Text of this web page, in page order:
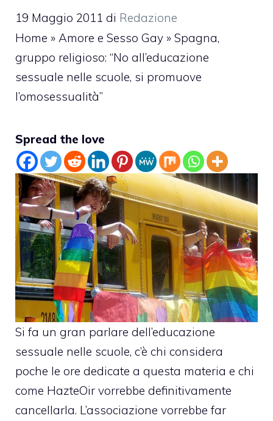
19 Maggio 2011 di Redazione
Home » Amore e Sesso Gay » Spagna,
gruppo religioso: “No all’educazione
sessuale nelle scuole, si promuove
l’omosessualità”
Spread the love
Si fa un gran parlare dell’educazione
sessuale nelle scuole, c’è chi considera
poche le ore dedicate a questa materia e chi
come HazteOir vorrebbe definitivamente
cancellarla. L’associazione vorrebbe far